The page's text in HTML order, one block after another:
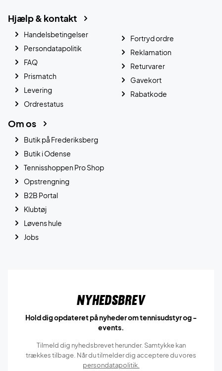
Hjælp & kontakt
Handelsbetingelser
Persondatapolitik
FAQ
Prismatch
Levering
Ordrestatus
Fortryd ordre
Reklamation
Returvarer
Gavekort
Rabatkode
Om os
Butik på Frederiksberg
Butik i Odense
Tennisshoppen Pro Shop
Opstrengning
B2B Portal
Klubtøj
Løvens hule
Jobs
Nyhedsbrev
Hold dig opdateret på nyheder om tennisudstyr og -
events.
Tilmeld dig nyhedsbrevet herunder. Samtykke kan
trækkes tilbage. Når du tilmelder dig acceptere du vores
persondatapolitik.